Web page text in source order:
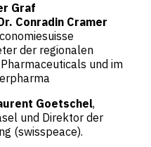
Graf
Conradin Cramer
der regionalen
und im
Goetschel,
und Direktor der
(swisspeace).